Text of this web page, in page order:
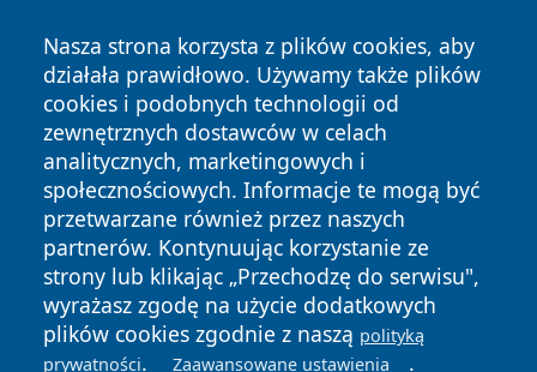
Nasza strona korzysta z plików cookies, aby
działała prawidłowo. Używamy także plików
cookies i podobnych technologii od
zewnętrznych dostawców w celach
analitycznych, marketingowych i
społecznościowych. Informacje te mogą być
przetwarzane również przez naszych
partnerów. Kontynuując korzystanie ze
strony lub klikając „Przechodzę do serwisu",
wyrażasz zgodę na użycie dodatkowych
plików cookies zgodnie z naszą polityką
prywatności. Zaawansowane ustawienia .
Copyright © 2026 faktyopole.pl Wszystkie prawa zastrzeżone.
News Autorzy
Polityka
Prywatności
Polityka
Cookies